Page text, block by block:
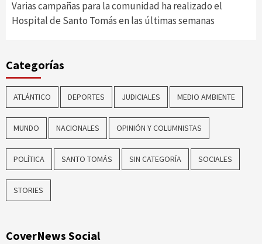
Varias campañas para la comunidad ha realizado el
Hospital de Santo Tomás en las últimas semanas
Categorías
ATLÁNTICO DEPORTES JUDICIALES MEDIO AMBIENTE
MUNDO NACIONALES OPINIÓN Y COLUMNISTAS
POLÍTICA SANTO TOMÁS SIN CATEGORÍA SOCIALES
STORIES
CoverNews Social